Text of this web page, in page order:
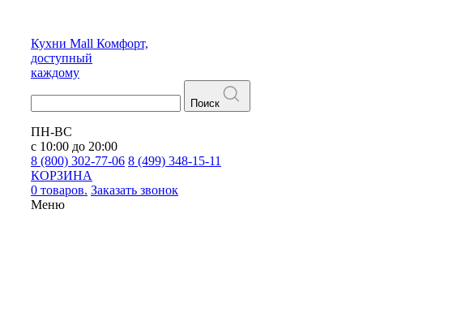
Кухни Mall Комфорт,
доступный
каждому
Поиск
ПН-ВС
с 10:00 до 20:00
8 (800) 302-77-06 8 (499) 348-15-11
КОРЗИНА
0 товаров. Заказать звонок
Меню